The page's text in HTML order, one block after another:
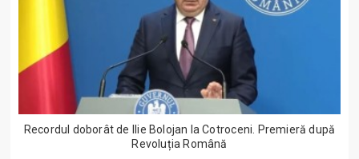
Recordul doborât de Ilie Bolojan la Cotroceni. Premieră după
Revoluția Română